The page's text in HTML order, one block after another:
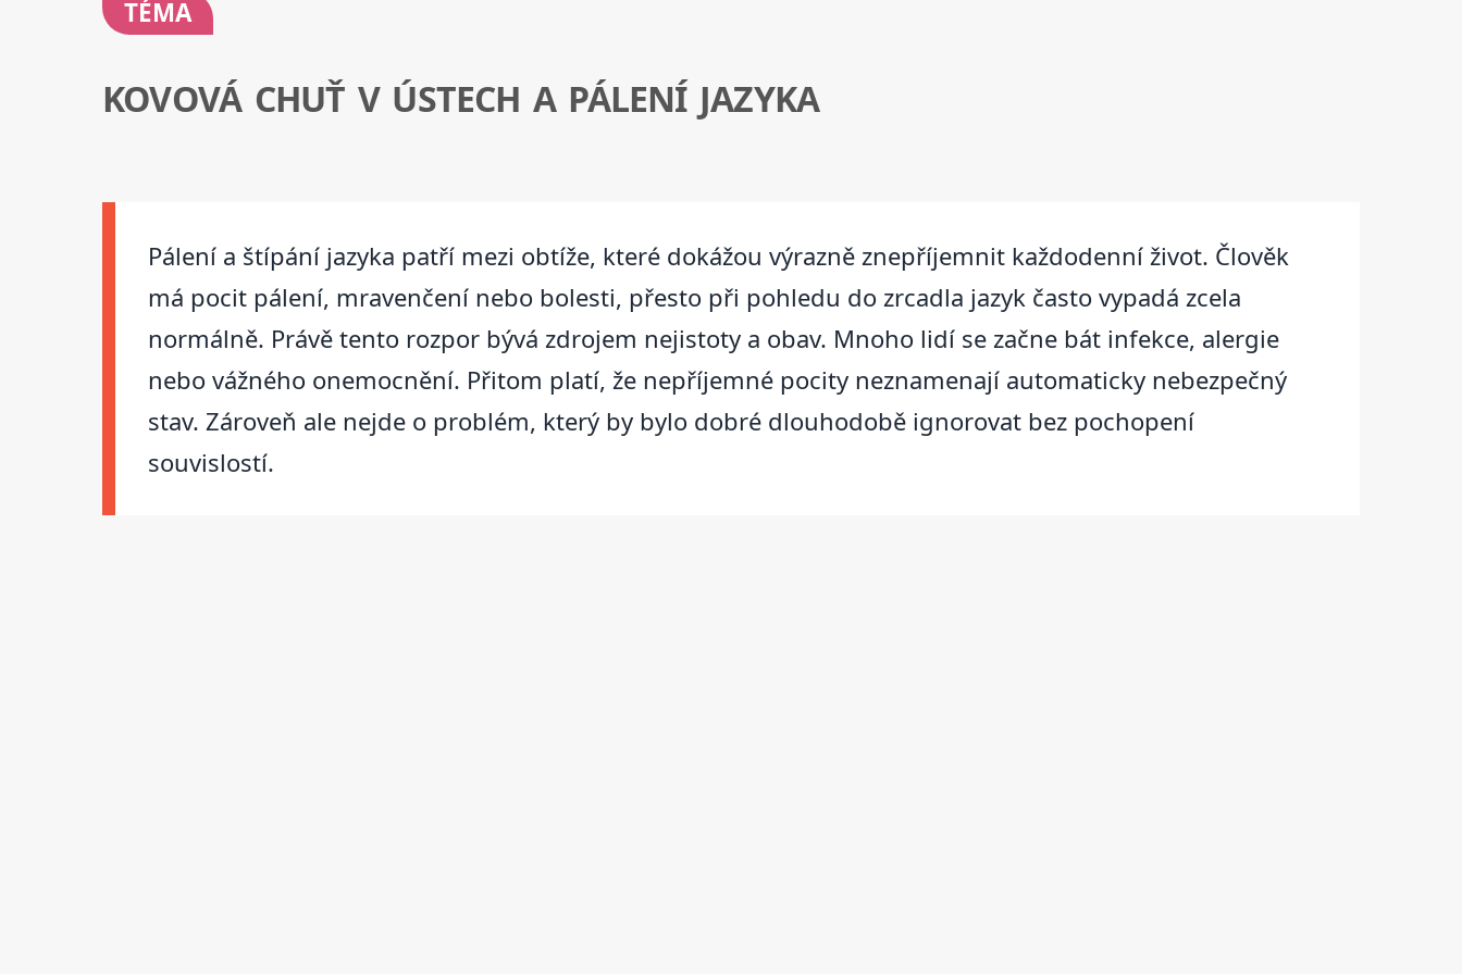
TÉMA
KOVOVÁ CHUŤ V ÚSTECH A PÁLENÍ JAZYKA
Pálení a štípání jazyka patří mezi obtíže, které dokážou výrazně znepříjemnit každodenní život. Člověk
má pocit pálení, mravenčení nebo bolesti, přesto při pohledu do zrcadla jazyk často vypadá zcela
normálně. Právě tento rozpor bývá zdrojem nejistoty a obav. Mnoho lidí se začne bát infekce, alergie
nebo vážného onemocnění. Přitom platí, že nepříjemné pocity neznamenají automaticky nebezpečný
stav. Zároveň ale nejde o problém, který by bylo dobré dlouhodobě ignorovat bez pochopení
souvislostí.